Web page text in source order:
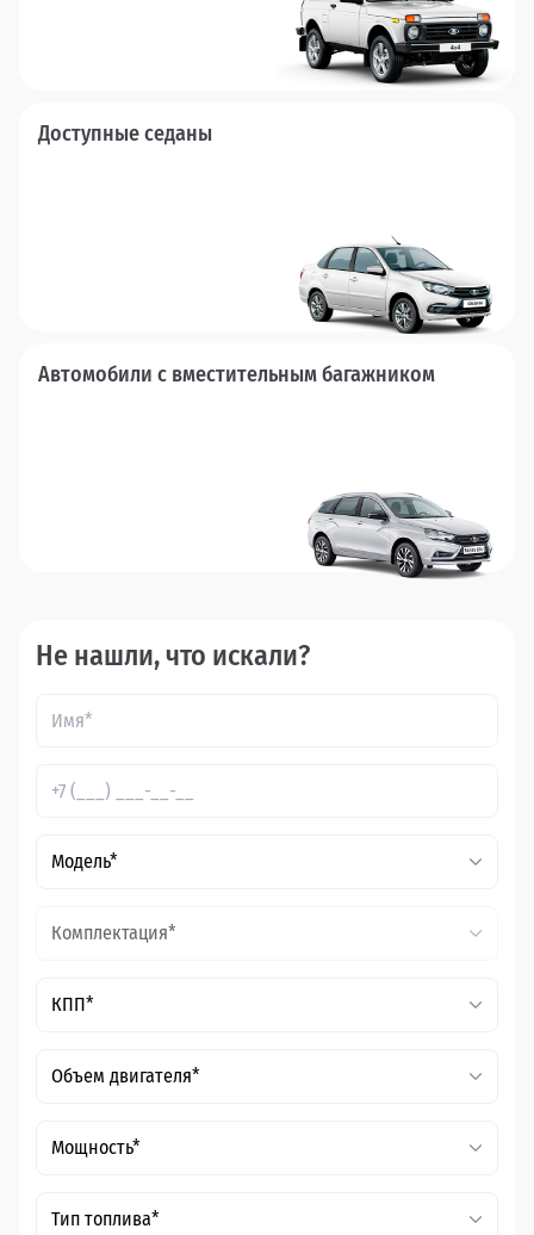
Доступные седаны
Автомобили с вместительным багажником
Не нашли, что искали?
Модель*
Комплектация*
КПП*
Объем двигателя*
Мощность*
Тип топлива*